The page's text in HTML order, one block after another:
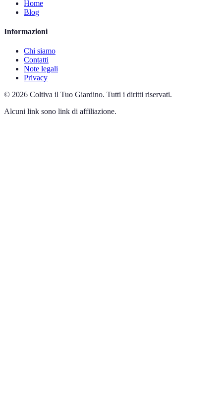
Home
Blog
Informazioni
Chi siamo
Contatti
Note legali
Privacy
© 2026 Coltiva il Tuo Giardino. Tutti i diritti riservati.
Alcuni link sono link di affiliazione.